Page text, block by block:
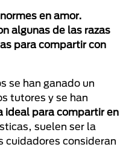
en amor.
algunas de las razas
para compartir con
se han ganado un
tutores y se han
ideal para compartir en
suelen ser la
cuidadores consideran